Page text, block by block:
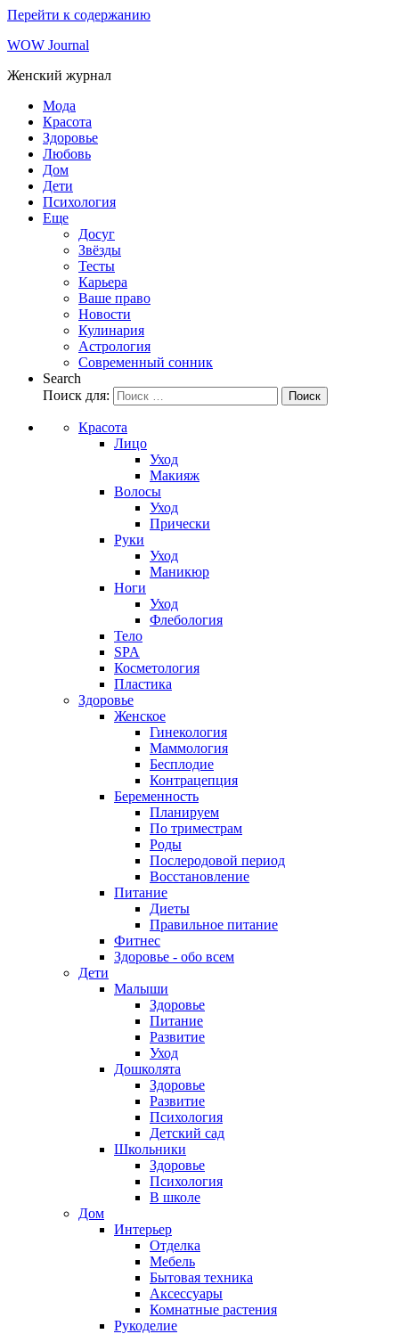
Перейти к содержанию
WOW Journal
Женский журнал
Мода
Красота
Здоровье
Любовь
Дом
Дети
Психология
Еще
Досуг
Звёзды
Тесты
Карьера
Ваше право
Новости
Кулинария
Астрология
Современный сонник
Search
Поиск для:
Поиск
Красота
Лицо
Уход
Макияж
Волосы
Уход
Прически
Руки
Уход
Маникюр
Ноги
Уход
Флебология
Тело
SPA
Косметология
Пластика
Здоровье
Женское
Гинекология
Маммология
Бесплодие
Контрацепция
Беременность
Планируем
По триместрам
Роды
Послеродовой период
Восстановление
Питание
Диеты
Правильное питание
Фитнес
Здоровье - обо всем
Дети
Малыши
Здоровье
Питание
Развитие
Уход
Дошколята
Здоровье
Развитие
Психология
Детский сад
Школьники
Здоровье
Психология
В школе
Дом
Интерьер
Отделка
Мебель
Бытовая техника
Аксессуары
Комнатные растения
Рукоделие